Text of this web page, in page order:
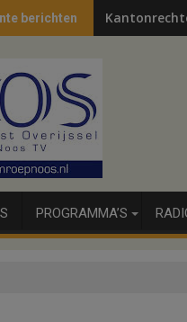
berichten
PROGRAMMA’S